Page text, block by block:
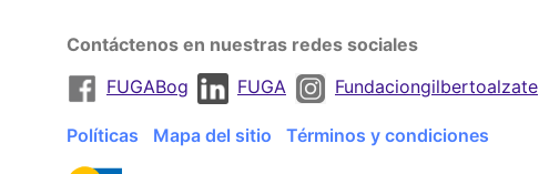
Contáctenos en nuestras redes sociales
FUGABog
FUGA Fundaciongilbertoalzate
Políticas Mapa del sitio Términos y condiciones